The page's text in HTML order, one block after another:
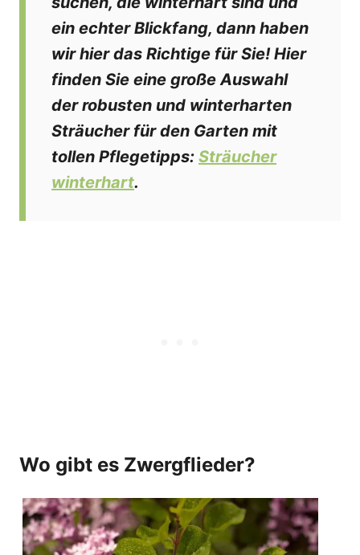
ein echter Blickfang, dann haben
wir hier das Richtige für Sie! Hier
finden Sie eine große Auswahl
der robusten und winterharten
Sträucher für den Garten mit
tollen Pflegetipps: Sträucher
winterhart.
Wo gibt es Zwergflieder?